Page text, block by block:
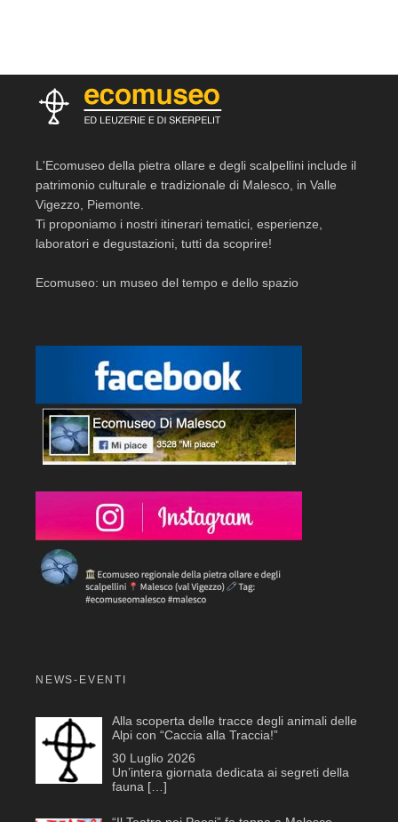
L'Ecomuseo della pietra ollare e degli scalpellini include il
patrimonio culturale e tradizionale di Malesco, in Valle
Vigezzo, Piemonte.
Ti proponiamo i nostri itinerari tematici, esperienze,
laboratori e degustazioni, tutti da scoprire!
Ecomuseo: un museo del tempo e dello spazio
NEWS-EVENTI
Alla scoperta delle tracce degli animali delle
Alpi con “Caccia alla Traccia!”
30 Luglio 2026
Un’intera giornata dedicata ai segreti della
fauna […]